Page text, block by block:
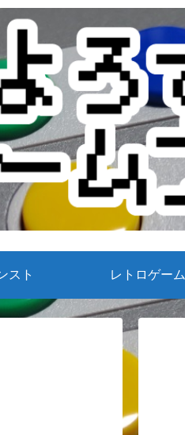
スト レトロゲーム